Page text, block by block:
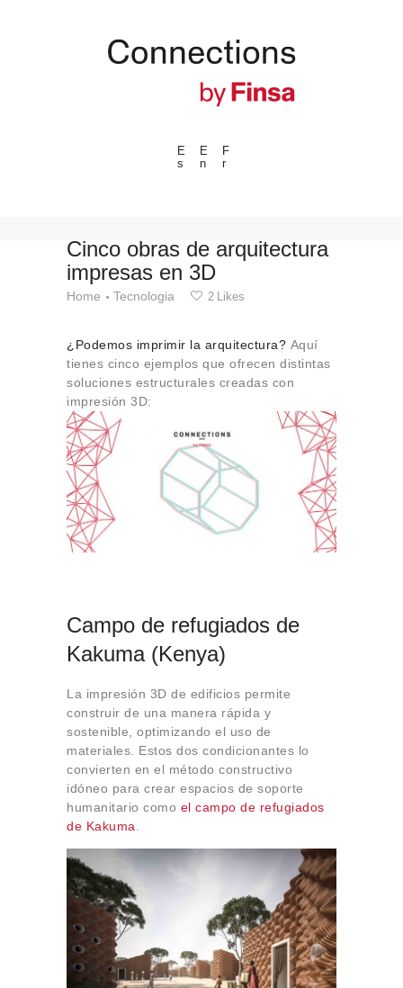
E
s
E
n
F
r
---ENLACES---
Eventos
Espacios
Materiales
Conexión con
Colaboraciones
Sobre Connections
by Finsa
Contacto
Cinco obras de arquitectura
impresas en 3D
Home Tecnologia 2 Likes
¿Podemos imprimir la arquitectura? Aquí
tienes cinco ejemplos que ofrecen distintas
soluciones estructurales creadas con
impresión 3D:
Campo de refugiados de
Kakuma (Kenya)
La impresión 3D de edificios permite
construir de una manera rápida y
sostenible, optimizando el uso de
materiales. Estos dos condicionantes lo
convierten en el método constructivo
idóneo para crear espacios de soporte
humanitario como el campo de refugiados
de Kakuma